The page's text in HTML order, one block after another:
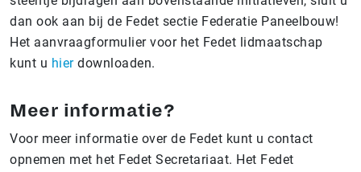
dan ook aan bij de Fedet sectie Federatie Paneelbouw!
Het aanvraagformulier voor het Fedet lidmaatschap
kunt u hierdownloaden.
Meer informatie?
Voor meer informatie over de Fedet kunt u contact
opnemen met het Fedet Secretariaat. Het Fedet